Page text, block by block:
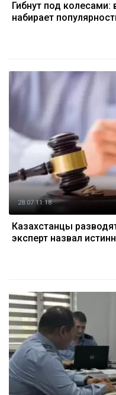
Гибнут под колесами:
набирает
28.07 11:18
Казахстанцы
эксперт назвал